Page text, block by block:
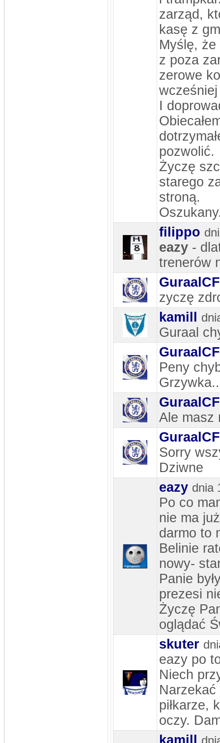
zarząd,
kasę z
Myślę,
z poza
zerowe
wcześniej
I
pozwolić.
Życzę
starego
stroną.
filippo
eazy -
trenerów
zyczę
kamill
Guraal
Peny
Ale masz
Sorry
Dziwne
eazy dnia
Po co
nie ma
darmo to
Belinie
nowy-
Panie
prezesi
Życzę
oglądać
skuter
eazy po
Niech
piłkarze,
oczy.
kamill